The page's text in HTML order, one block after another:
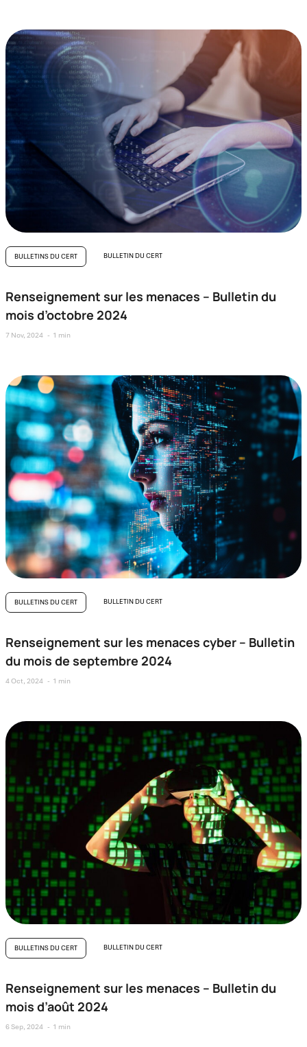
BULLETINS DU CERT BULLETIN DU CERT
Renseignement sur les menaces – Bulletin du
mois d’octobre 2024
7 Nov, 2024 1 min
BULLETINS DU CERT BULLETIN DU CERT
Renseignement sur les menaces cyber – Bulletin
du mois de septembre 2024
4 Oct, 2024 1 min
BULLETINS DU CERT BULLETIN DU CERT
Renseignement sur les menaces – Bulletin du
mois d’août 2024
6 Sep, 2024 1 min